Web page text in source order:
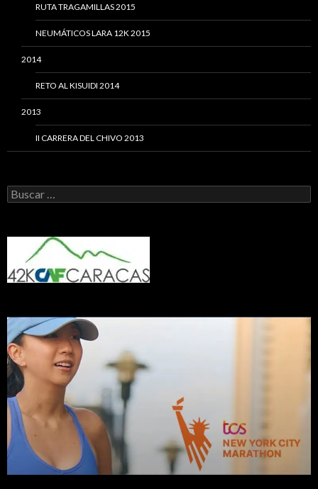
RUTA TRAGAMILLAS 2015
NEUMÁTICOS LARA 12K 2015
2014
RETO AL KISUIDI 2014
2013
II CARRERA DEL CHIVO 2013
Buscar: